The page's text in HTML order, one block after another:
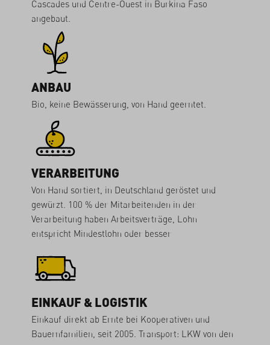
Cascades und Centre-Ouest in Burkina Faso
angebaut.
ANBAU
Bio, keine Bewässerung, von Hand geerntet.
VERARBEITUNG
Von Hand sortiert, in Deutschland geröstet und
gewürzt. 100 % der Mitarbeitenden in der
Verarbeitung haben Arbeitsverträge, Lohn
entspricht Mindestlohn oder besser
EINKAUF & LOGISTIK
Einkauf direkt ab Ernte bei Kooperativen und
Bauernfamilien, seit 2005. Transport: LKW von den